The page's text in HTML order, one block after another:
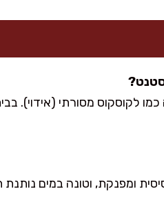
ותצטרכו הכנה כמו לקוסקוס
ומפנקת, וטונה במים נותנת